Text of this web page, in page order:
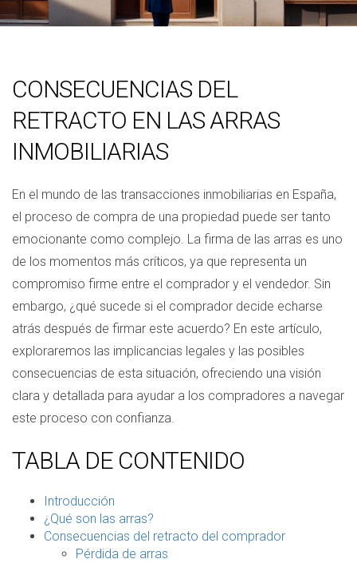
CONSECUENCIAS DEL
RETRACTO EN LAS ARRAS
INMOBILIARIAS
En el mundo de las transacciones inmobiliarias en España,
el proceso de compra de una propiedad puede ser tanto
emocionante como complejo. La firma de las arras es uno
de los momentos más críticos, ya que representa un
compromiso firme entre el comprador y el vendedor. Sin
embargo, ¿qué sucede si el comprador decide echarse
atrás después de firmar este acuerdo? En este artículo,
exploraremos las implicancias legales y las posibles
consecuencias de esta situación, ofreciendo una visión
clara y detallada para ayudar a los compradores a navegar
este proceso con confianza.
TABLA DE CONTENIDO
Introducción
¿Qué son las arras?
Consecuencias del retracto del comprador
Pérdida de arras